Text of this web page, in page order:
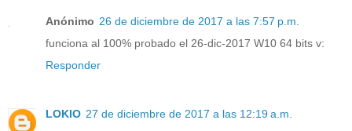
Anónimo 26 de diciembre de 2017 a las 7:57 p.m.
funciona al 100% probado el 26-dic-2017 W10 64 bits v:
Responder
LOKIO 27 de diciembre de 2017 a las 12:19 a.m.